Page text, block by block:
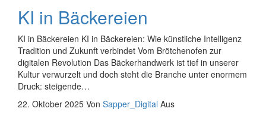
KI in Bäckereien
KI in Bäckereien KI in Bäckereien: Wie künstliche Intelligenz
Tradition und Zukunft verbindet Vom Brötchenofen zur
digitalen Revolution Das Bäckerhandwerk ist tief in unserer
Kultur verwurzelt und doch steht die Branche unter enormem
Druck: steigende…
22. Oktober 2025 Von Sapper_Digital Aus